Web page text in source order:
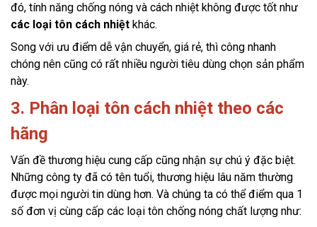
các loại tôn cách nhiệt khác.
Song với ưu điểm dễ vận chuyển, giá rẻ, thì công nhanh
chóng nên cũng có rất nhiều người tiêu dùng chọn sản phẩm
này.
3. Phân loại tôn cách nhiệt theo các
hãng
Vấn đề thương hiệu cung cấp cũng nhận sự chú ý đặc biệt.
Những công ty đã có tên tuổi, thương hiệu lâu năm thường
được mọi người tin dùng hơn. Và chúng ta có thể điểm qua 1
số đơn vị cùng cấp các loại tôn chống nóng chất lượng như: